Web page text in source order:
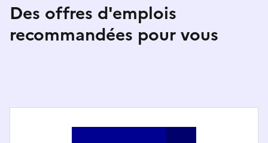
Des offres d'emplois
recommandées pour vous